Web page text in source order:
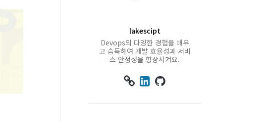
lakescipt
Devops의 다양한 경험을 배우
고 습득하여 개발 효율성과 서비
스 안정성을 향상시켜요.
  